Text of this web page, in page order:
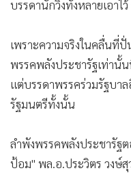
บรรดานักวิ่งทั้งหลายเอา
เพราะความจริงในคลื่นที่
พรรคพลังประชารัฐเท่านั้
แต่บรรดาพรรคร่วมรัฐบา
รัฐมนตรีทั้งนั้น
ลำพังพรรคพลังประชารัฐ
ป้อม" พล.อ.ประวิตร วงษ์สุ